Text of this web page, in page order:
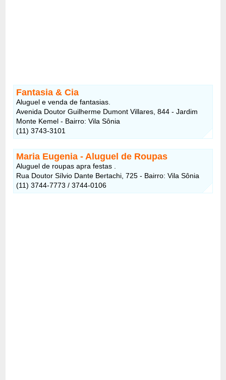
Fantasia & Cia
Aluguel e venda de fantasias.
Avenida Doutor Guilherme Dumont Villares, 844 - Jardim
Monte Kemel - Bairro: Vila Sônia
(11) 3743-3101
Maria Eugenia - Aluguel de Roupas
Aluguel de roupas apra festas .
Rua Doutor Sílvio Dante Bertachi, 725 - Bairro: Vila Sônia
(11) 3744-7773 / 3744-0106